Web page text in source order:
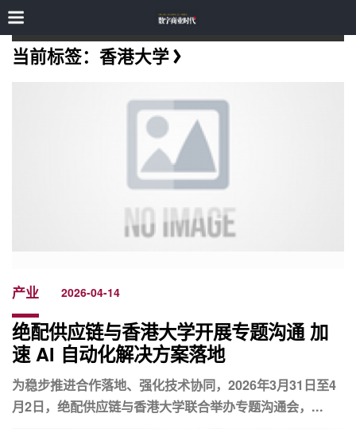
当前标签：香港大学
产业 2026-04-14
绝配供应链与香港大学开展专题沟通 加
速 AI 自动化解决方案落地
为稳步推进合作落地、强化技术协同，2026年3月31日至4
月2日，绝配供应链与香港大学联合举办专题沟通会，...